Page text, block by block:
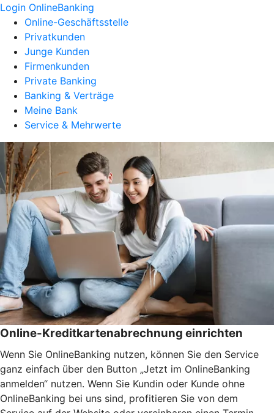
Login OnlineBanking
Online-Geschäftsstelle
Privatkunden
Junge Kunden
Firmenkunden
Private Banking
Banking & Verträge
Meine Bank
Service & Mehrwerte
Online-Kreditkartenabrechnung einrichten
Wenn Sie OnlineBanking nutzen, können Sie den Service
ganz einfach über den Button „Jetzt im OnlineBanking
anmelden“ nutzen. Wenn Sie Kundin oder Kunde ohne
OnlineBanking bei uns sind, profitieren Sie von dem